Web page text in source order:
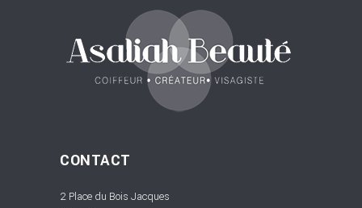
CONTACT
2 Place du Bois Jacques